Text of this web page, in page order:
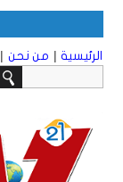
الرئيسية | من نحن |